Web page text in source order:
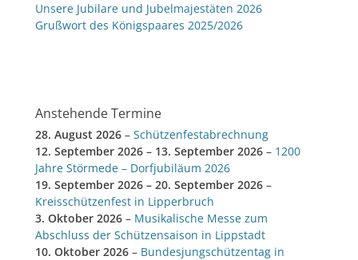
Unsere Jubilare und Jubelmajestäten 2026
Grußwort des Königspaares 2025/2026
Anstehende Termine
28. August 2026 – Schützenfestabrechnung
12. September 2026 – 13. September 2026 – 1200
Jahre Störmede – Dorfjubiläum 2026
19. September 2026 – 20. September 2026 –
Kreisschützenfest in Lipperbruch
3. Oktober 2026 – Musikalische Messe zum
Abschluss der Schützensaison in Lippstadt
10. Oktober 2026 – Bundesjungschützentag in